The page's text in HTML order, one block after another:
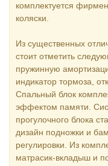
комплектуется
коляски.
Из существенных
стоит отметить
пружинную
индикатор тормоза,
Спальный блок
эффектом памяти.
прогулочного блока
дизайн подножки и
регулировки. Из
матрасик-вкладыш и